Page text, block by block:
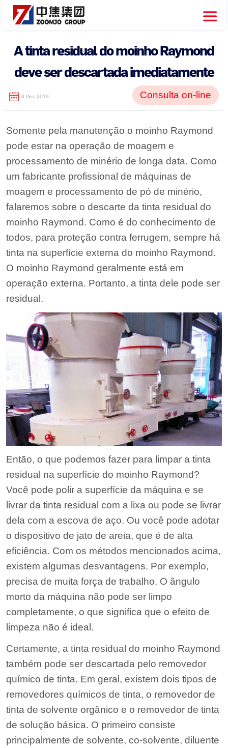
A tinta residual do moinho Raymond
deve ser descartada imediatamente
3.Dec.2019 Consulta on-line
Somente pela manutenção o moinho Raymond
pode estar na operação de moagem e
processamento de minério de longa data. Como
um fabricante profissional de máquinas de
moagem e processamento de pó de minério,
falaremos sobre o descarte da tinta residual do
moinho Raymond. Como é do conhecimento de
todos, para proteção contra ferrugem, sempre há
tinta na superfície externa do moinho Raymond.
O moinho Raymond geralmente está em
operação externa. Portanto, a tinta dele pode ser
residual.
Então, o que podemos fazer para limpar a tinta
residual na superfície do moinho Raymond?
Você pode polir a superfície da máquina e se
livrar da tinta residual com a lixa ou pode se livrar
dela com a escova de aço. Ou você pode adotar
o dispositivo de jato de areia, que é de alta
eficiência. Com os métodos mencionados acima,
existem algumas desvantagens. Por exemplo,
precisa de muita força de trabalho. O ângulo
morto da máquina não pode ser limpo
completamente, o que significa que o efeito de
limpeza não é ideal.
Certamente, a tinta residual do moinho Raymond
também pode ser descartada pelo removedor
químico de tinta. Em geral, existem dois tipos de
removedores químicos de tinta, o removedor de
tinta de solvente orgânico e o removedor de tinta
de solução básica. O primeiro consiste
principalmente de solvente, co-solvente, diluente